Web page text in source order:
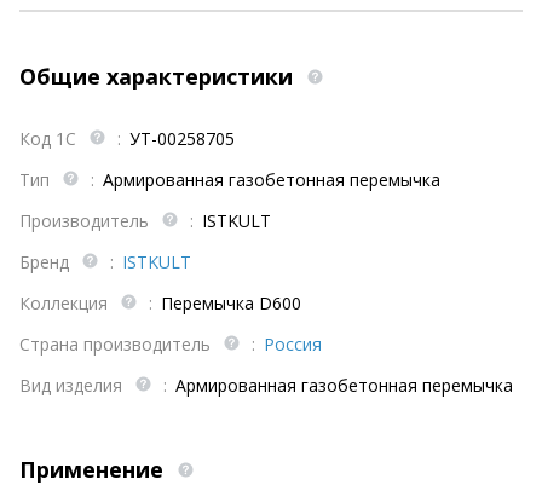
Общие характеристики
Код 1С : УТ-00258705
Тип
: Армированная газобетонная перемычка
Производитель
: ISTKULT
Бренд
: ISTKULT
Коллекция
: Перемычка D600
Страна производитель
: Россия
Вид изделия
: Армированная газобетонная перемычка
Применение